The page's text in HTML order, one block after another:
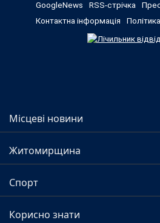
GoogleNews RSS-стрічка
Контактна інформація
Місцеві новини
Житомирщина
Спорт
Корисно знати